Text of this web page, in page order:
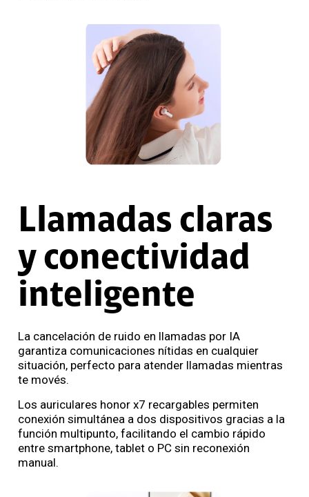
Llamadas claras
y conectividad
inteligente
La cancelación de ruido en llamadas por IA
garantiza comunicaciones nítidas en cualquier
situación, perfecto para atender llamadas mientras
te movés.
Los auriculares honor x7 recargables permiten
conexión simultánea a dos dispositivos gracias a la
función multipunto, facilitando el cambio rápido
entre smartphone, tablet o PC sin reconexión
manual.